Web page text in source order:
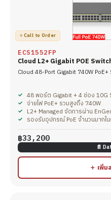
○ Call to Order
ECS1552FP
Cloud L2+ Gigabit POE
Cloud 48-Port Gigabit 740W
48 พอร์ต Gigabit + 4 ช่อง 10G
จ่ายไฟ PoE+ รวมสูงถึง 740W
L2+ Managed จัดการผ่าน
รองรับอุปกรณ์ PoE จำนวนมากใ
฿33,200
📄
＋ เพิ่